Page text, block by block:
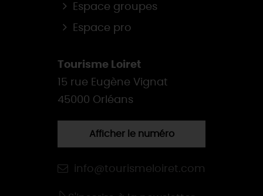
Espace groupes
Espace pro
Tourisme Loiret
15 rue Eugène Vignat
45000 Orléans
Afficher le numéro
info@tourismeloiret.com